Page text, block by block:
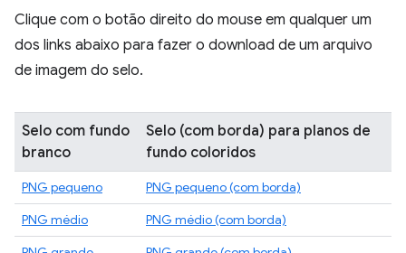
Clique com o botão direito do mouse em qualquer um
dos links abaixo para fazer o download de um arquivo
de imagem do selo.
Selo com fundo
branco
Selo (com borda) para planos de
fundo coloridos
PNG pequeno
PNG pequeno (com borda)
PNG médio
PNG médio (com borda)